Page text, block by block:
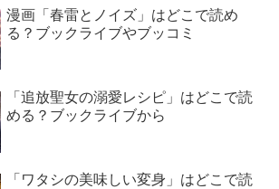
漫画「春雷とノイズ」はどこで読め
る？ブックライブやブッコミ
「追放聖女の溺愛レシピ」はどこで読
める？ブックライブから
「ワタシの美味しい変身」はどこで読